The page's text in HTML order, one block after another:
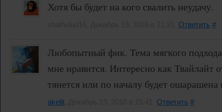
Хотя бы будет на кого свалить неудачу.
Ответить #
Любопытный фик. Тема мягкого
мне нравится. Интересно как Твайлайт
тянется или по началу будет
akelit Ответить #